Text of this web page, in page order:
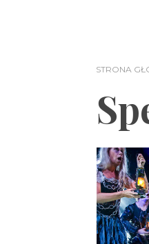
STRONA